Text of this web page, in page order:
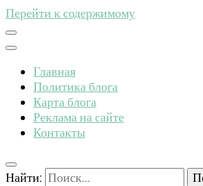
Перейти к содержимому
Главная
Политика блога
Карта блога
Реклама на сайте
Контакты
Найти: